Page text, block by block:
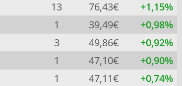
13 76,43€
+1,15%
1 39,49€
+0,98%
3 49,86€
+0,92%
1 47,10€
+0,90%
1 47,11€
+0,74%